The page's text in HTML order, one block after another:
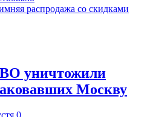
распродажа со скидками
уничтожили
Москву